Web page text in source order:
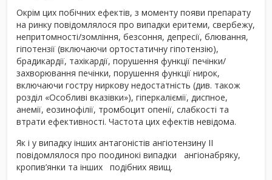
Окрім цих побічних ефектів, з моменту появи препарату
на ринку повідомлялося про випадки еритеми, свербежу,
непритомності/зомління, безсоння, депресії, блювання,
гіпотензії (включаючи ортостатичну гіпотензію),
брадикардії, тахікардії, порушення функції печінки/
захворювання печінки, порушення функції нирок,
включаючи гостру ниркову недостатність (див. також
розділ «Особливі вказівки»), гіперкаліємії, диспное,
анемії, еозинофілії, тромбоцит опенії, слабкості та
втрати ефективності. Частота цих ефектів невідома.
Як і у випадку інших антагоністів ангіотензину ІІ
повідомлялося про поодинокі випадки ангіонабряку,
кропив’янки та інших подібних явищ.